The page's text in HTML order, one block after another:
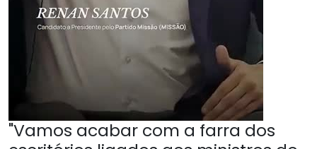
"Vamos acabar com a farra dos